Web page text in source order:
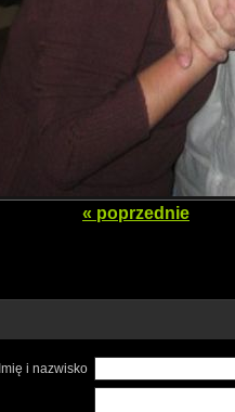
« poprzednie
Imię i nazwisko